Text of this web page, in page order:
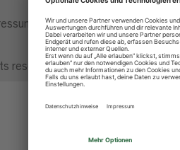
Privatsphäre-Einstellungen
reserved